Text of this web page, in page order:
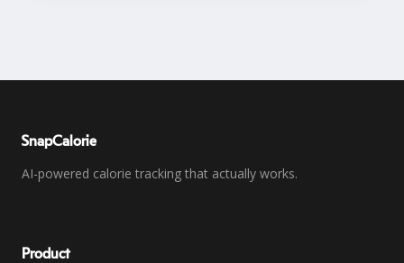
SnapCalorie
AI-powered calorie tracking that actually works.
Product